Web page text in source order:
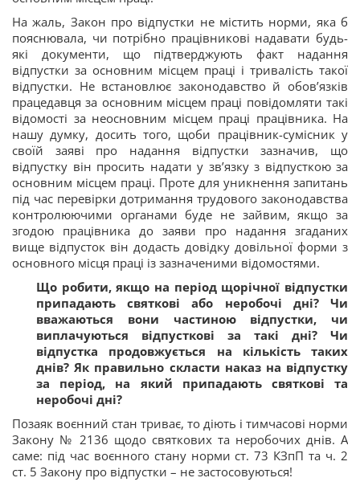
На жаль, Закон про відпустки не містить норми, яка б
пояснювала, чи потрібно працівникові надавати будь-
які документи, що підтверджують факт надання
відпустки за основним місцем праці і тривалість такої
відпустки. Не встановлює законодавство й обов’язків
працедавця за основним місцем праці повідомляти такі
відомості за неосновним місцем праці працівника. На
нашу думку, досить того, щоби працівник-сумісник у
своїй заяві про надання відпустки зазначив, що
відпустку він просить надати у зв’язку з відпусткою за
основним місцем праці. Проте для уникнення запитань
під час перевірки дотримання трудового законодавства
контролюючими органами буде не зайвим, якщо за
згодою працівника до заяви про надання згаданих
вище відпусток він додасть довідку довільної форми з
основного місця праці із зазначеними відомостями.
Що робити, якщо на період щорічної відпустки
припадають святкові або неробочі дні? Чи
вважаються вони частиною відпустки, чи
виплачуються відпусткові за такі дні? Чи
відпустка продовжується на кількість таких
днів? Як правильно скласти наказ на відпустку
за період, на який припадають святкові та
неробочі дні?
Позаяк воєнний стан триває, то діють і тимчасові норми
Закону № 2136 щодо святкових та неробочих днів. А
саме: під час воєнного стану норми ст. 73 КЗпП та ч. 2
ст. 5 Закону про відпустки – не застосовуються!